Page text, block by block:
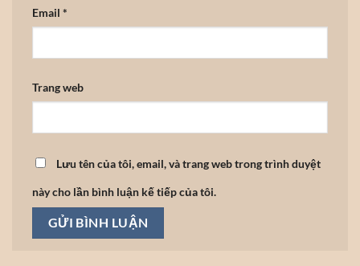
Email *
Trang web
Lưu tên của tôi, email, và trang web trong trình duyệt
này cho lần bình luận kế tiếp của tôi.